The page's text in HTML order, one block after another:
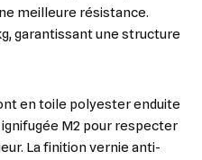
meilleure résistance.
garantissant une structure
en toile polyester enduite
ignifugée M2 pour respecter
La finition vernie anti-